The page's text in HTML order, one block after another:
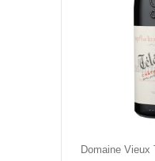
Domaine Vieux